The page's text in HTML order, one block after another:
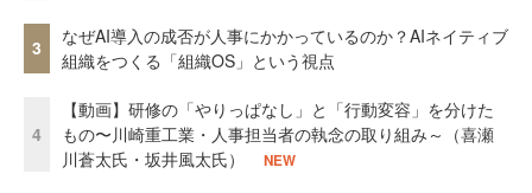
3
なぜAI導入の成否が人事にかかっているのか？AIネイティブ
組織をつくる「組織OS」という視点
4
【動画】研修の「やりっぱなし」と「行動変容」を分けた
もの〜川崎重工業・人事担当者の執念の取り組み～（喜瀬
川蒼太氏・坂井風太氏）
NEW